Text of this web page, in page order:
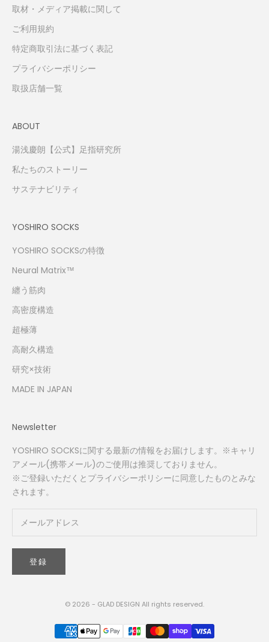
取材・メディア掲載に関して
ご利用規約
特定商取引法に基づく表記
プライバシーポリシー
取扱店舗一覧
ABOUT
湯浅慶朗【公式】足指研究所
私たちのストーリー
サステナビリティ
YOSHIRO SOCKS
YOSHIRO SOCKSの特徴
Neural Matrix™
纏う筋肉
高密度構造
超極薄
高耐久構造
研究×技術
MADE IN JAPAN
Newsletter
YOSHIRO SOCKSに関する最新の情報をお届けします。※キャリ
アメール(携帯メール)のご使用は推奨しておりません。
※ご登録いただくと プライバシーポリシーに同意したものとみな
されます。
登録
© 2026 - GLAD DESIGN All rights reserved.